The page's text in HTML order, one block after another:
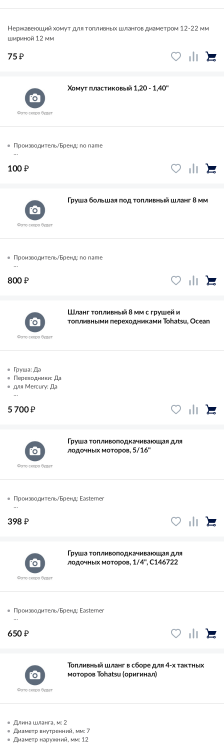
Нержавеющий хомут для топливных шлангов диаметром 12-22 мм
шириной 12 мм
75₽
Хомут пластиковый 1,20 - 1,40"
Производитель/Бренд: no name
...
100 ₽
Груша большая под топливный шланг 8 мм
Производитель/Бренд: no name
...
800 ₽
Шланг топливный 8 мм с грушей и
топливными переходниками Tohatsu, Ocean
Груша: Да
Переходники: Да
для Mercury: Да
...
5 700₽
Груша топливоподкачивающая для
лодочных моторов, 5/16"
Производитель/Бренд: Easterner
...
398 ₽
Груша топливоподкачивающая для
лодочных моторов, 1/4", C146722
Производитель/Бренд: Easterner
...
650 ₽
Топливный шланг в сборе для 4-х тактных
моторов Tohatsu (оригинал)
Длина шланга, м: 2
Диаметр внутренний, мм: 7
Диаметр наружний, мм: 12